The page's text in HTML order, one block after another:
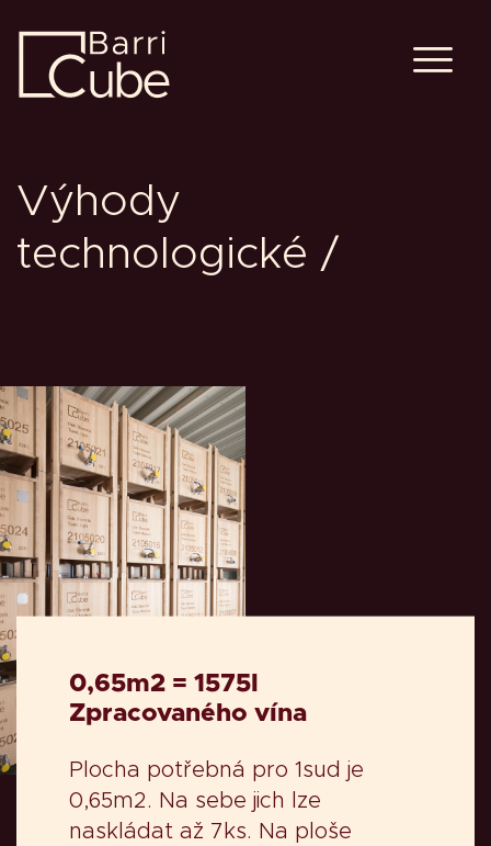
Výhody
technologické /
0,65m2 = 1575l
Zpracovaného vína
Plocha potřebná pro 1sud je
0,65m2. Na sebe jich lze
naskládat až 7ks. Na ploše